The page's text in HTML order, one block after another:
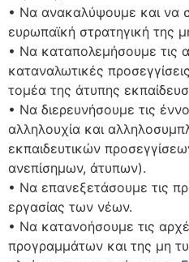
• Να ανακαλύψουμε και να
ευρωπαϊκή στρατηγική της
• Να καταπολεμήσουμε τις
καταναλωτικές
τομέα της άτυπης
• Να διερευνήσουμε τις
αλληλουχία και
εκπαιδευτικών
ανεπίσημων, άτυπων).
• Να επανεξετάσουμε τις
εργασίας των νέων.
• Να κατανοήσουμε τις
προγραμμάτων και της μη